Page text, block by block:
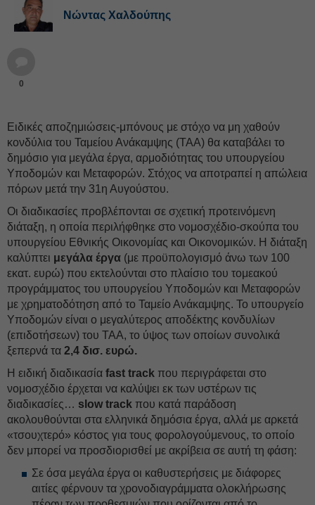
Νώντας Χαλδούπης
0
Ειδικές αποζημιώσεις-μπόνους με στόχο να μη χαθούν
κονδύλια του Ταμείου Ανάκαμψης (ΤΑΑ) θα καταβάλει το
δημόσιο για μεγάλα έργα, αρμοδιότητας του υπουργείου
Υποδομών και Μεταφορών. Στόχος να αποτραπεί η απώλεια
πόρων μετά την 31η Αυγούστου.
Οι διαδικασίες προβλέπονται σε σχετική προτεινόμενη
διάταξη, η οποία περιλήφθηκε στο νομοσχέδιο-σκούπα του
υπουργείου Εθνικής Οικονομίας και Οικονομικών. Η διάταξη
καλύπτει μεγάλα έργα (με προϋπολογισμό άνω των 100
εκατ. ευρώ) που εκτελούνται στο πλαίσιο του τομεακού
προγράμματος του υπουργείου Υποδομών και Μεταφορών
με χρηματοδότηση από το Ταμείο Ανάκαμψης. Το υπουργείο
Υποδομών είναι ο μεγαλύτερος αποδέκτης κονδυλίων
(επιδοτήσεων) του ΤΑΑ, το ύψος των οποίων συνολικά
ξεπερνά τα 2,4 δισ. ευρώ.
Η ειδική διαδικασία fast track που περιγράφεται στο
νομοσχέδιο έρχεται να καλύψει εκ των υστέρων τις
διαδικασίες… slow track που κατά παράδοση
ακολουθούνται στα ελληνικά δημόσια έργα, αλλά με αρκετά
«τσουχτερό» κόστος για τους φορολογούμενους, το οποίο
δεν μπορεί να προσδιορισθεί με ακρίβεια σε αυτή τη φάση:
Σε όσα μεγάλα έργα οι καθυστερήσεις με διάφορες
αιτίες φέρνουν τα χρονοδιαγράμματα ολοκλήρωσης